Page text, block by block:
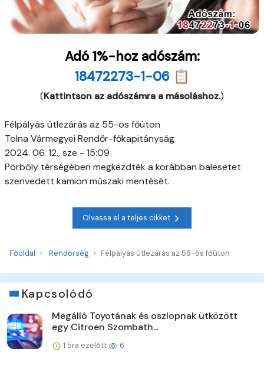
Adó 1%-hoz adószám:
18472273-1-06 📋
(Kattintson az adószámra a másoláshoz.)
Félpályás útlezárás az 55-ös főúton
Tolna Vármegyei Rendőr-főkapitányság
2024. 06. 12., sze - 15:09
Pörböly térségében megkezdték a korábban balesetet
szenvedett kamion műszaki mentését.
Olvassa el a teljes cikket
Főoldal Rendőrség Félpályás útlezárás az 55-ös főúton
Kapcsolódó
Megálló Toyotának és oszlopnak ütközött
egy Citroen Szombath...
1 óra ezelőtt 6